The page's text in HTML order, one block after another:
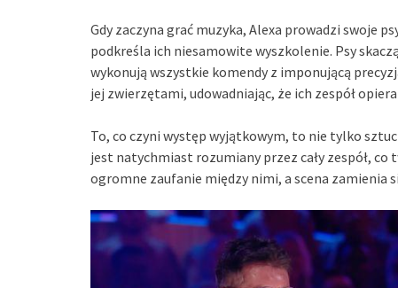
Gdy zaczyna grać muzyka, Alexa prowadzi swoje
podkreśla ich niesamowite wyszkolenie. Psy
wykonują wszystkie komendy z imponującą
jej zwierzętami, udowadniając, że ich zespół
To, co czyni występ wyjątkowym, to nie tylko
jest natychmiast rozumiany przez cały zespół,
ogromne zaufanie między nimi, a scena zamienia